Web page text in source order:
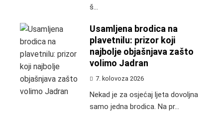
š...
Usamljena brodica na
plavetnilu: prizor koji
najbolje objašnjava zašto
volimo Jadran
7. kolovoza 2026
Nekad je za osjećaj ljeta dovoljna
samo jedna brodica. Na pr...